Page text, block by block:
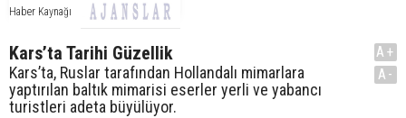
Haber Kaynağı
Kars’ta Tarihi Güzellik
Kars’ta, Ruslar tarafından Hollandalı mimarlara
yaptırılan baltık mimarisi eserler yerli ve yabancı
turistleri adeta büyülüyor.
A+
A-